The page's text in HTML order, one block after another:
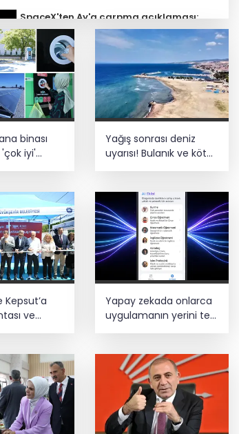
SpaceX'ten Ay'a çarpma açıklaması:
Sorumlu uzay operasyonları için
çalışıyoruz
Bozcaada mercan resifleri için koruma
seferberliği... 180 deniz canlısı türü kayıt
altına alındı
Türk F-16'ları NATO görevi için
Estonya'da... MSB yerli savunma
sistemleriyle güçleniyor
ediyor... Hudutlarda 490 kişi yakalandı
binası
'çok iyi'
Yağış sonrası deniz
uyarısı! Bulanık ve kötü
Kepsut’a
ve
Yapay zekada onlarca
uygulamanın yerini tek
asistan alabilir